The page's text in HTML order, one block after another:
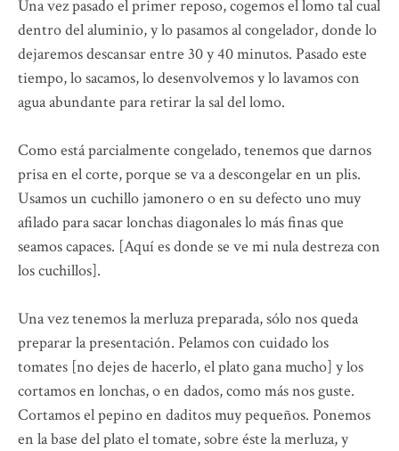
Una vez pasado el primer reposo, cogemos el lomo tal cual
dentro del aluminio, y lo pasamos al congelador, donde lo
dejaremos descansar entre 30 y 40 minutos. Pasado este
tiempo, lo sacamos, lo desenvolvemos y lo lavamos con
agua abundante para retirar la sal del lomo.
Como está parcialmente congelado, tenemos que darnos
prisa en el corte, porque se va a descongelar en un plis.
Usamos un cuchillo jamonero o en su defecto uno muy
afilado para sacar lonchas diagonales lo más finas que
seamos capaces. [Aquí es donde se ve mi nula destreza con
los cuchillos].
Una vez tenemos la merluza preparada, sólo nos queda
preparar la presentación. Pelamos con cuidado los
tomates [no dejes de hacerlo, el plato gana mucho] y los
cortamos en lonchas, o en dados, como más nos guste.
Cortamos el pepino en daditos muy pequeños. Ponemos
en la base del plato el tomate, sobre éste la merluza, y